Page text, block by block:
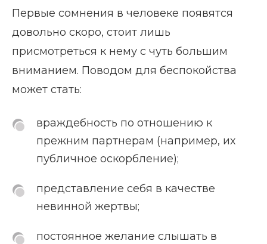
Первые сомнения в человеке появятся
довольно скоро, стоит лишь
присмотреться к нему с чуть большим
вниманием. Поводом для беспокойства
может стать:
враждебность по отношению к
прежним партнерам (например, их
публичное оскорбление);
представление себя в качестве
невинной жертвы;
постоянное желание слышать в